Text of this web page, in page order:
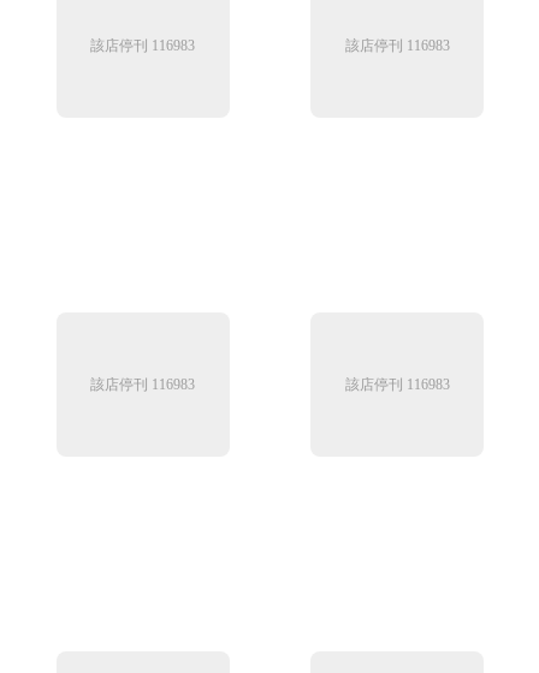
該店停刊 116983 該店停刊 116983
該店停刊 116983 該店停刊 116983